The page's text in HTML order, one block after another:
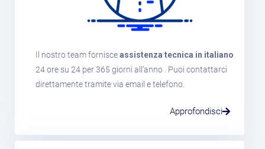
Il nostro team fornisceassistenza tecnica in italiano
24 ore su 24 per 365 giorni all’anno . Puoi contattarci
direttamente tramite via email e telefono.
Approfondisci